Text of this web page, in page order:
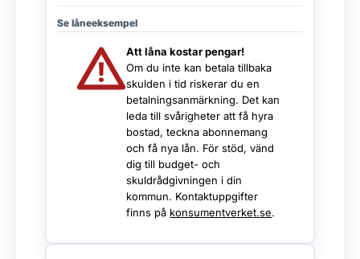
Se låneeksempel
Att låna kostar pengar!
Om du inte kan betala tillbaka
skulden i tid riskerar du en
betalningsanmärkning. Det kan
leda till svårigheter att få hyra
bostad, teckna abonnemang
och få nya lån. För stöd, vänd
dig till budget- och
skuldrådgivningen i din
kommun. Kontaktuppgifter
finns på konsumentverket.se.